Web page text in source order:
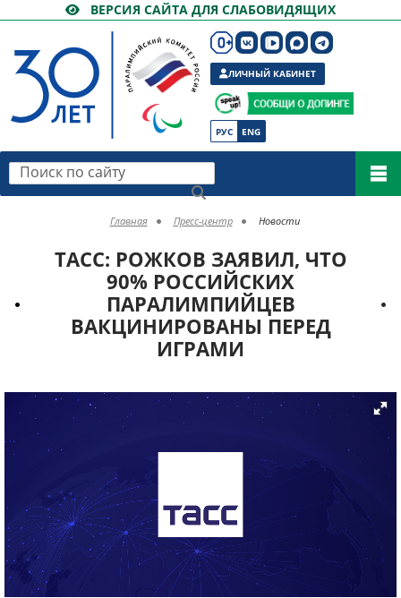
ВЕРСИЯ САЙТА ДЛЯ СЛАБОВИДЯЩИХ
РУС ENG
ЛИЧНЫЙ КАБИНЕТ
Поиск по сайту
Главная Пресс-центр Новости
ТАСС: РОЖКОВ ЗАЯВИЛ, ЧТО
90% РОССИЙСКИХ
ПАРАЛИМПИЙЦЕВ
ВАКЦИНИРОВАНЫ ПЕРЕД
ИГРАМИ